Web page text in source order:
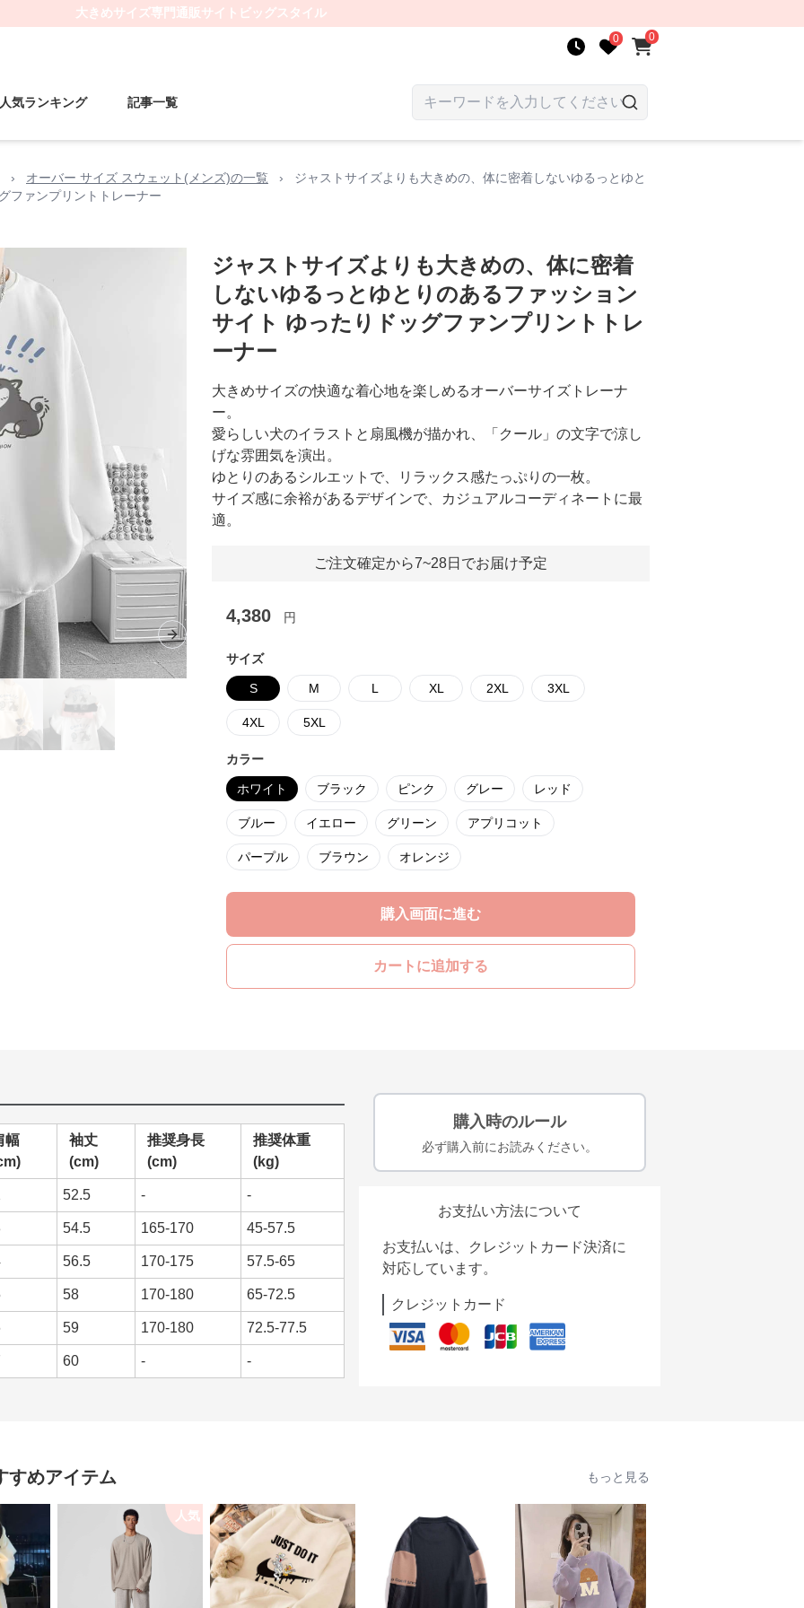
大きめサイズ専門通販サイト ビッグスタイル
0 0
気ランキング 記事一覧
› オーバー サイズ スウェット(メンズ)の一覧 ›
ジャストサイズよりも大きめの、体に密着しないゆるっとゆと
ファンプリントトレーナー
Next slide
ジャストサイズよりも大きめの、体に密着
しないゆるっとゆとりのあるファッション
サイト ゆったりドッグファンプリントトレ
ーナー
大きめサイズの快適な着心地を楽しめるオーバーサイズトレーナ
ー。
愛らしい犬のイラストと扇風機が描かれ、「クール」の文字で涼し
げな雰囲気を演出。
ゆとりのあるシルエットで、リラックス感たっぷりの一枚。
サイズ感に余裕があるデザインで、カジュアルコーディネートに最
適。
ご注文確定から7~28日でお届け予定
4,380 円
サイズ
S M L XL 2XL 3XL
4XL 5XL
カラー
ホワイト ブラック ピンク グレー レッド
ブルー イエロー グリーン アプリコット
パープル ブラウン オレンジ
購入画面に進む
カートに追加する
幅
袖丈
(cm)
推奨身長
(cm)
推奨体重
(kg)
52.5 - -
54.5 165-170 45-57.5
56.5 170-175 57.5-65
58 170-180 65-72.5
59 170-180 72.5-77.5
60 - -
購入時のルール
必ず購入前にお読みください。
お支払い方法について
お支払いは、クレジットカード決済に
対応しています。
クレジットカード
すめアイテム もっと見る
人気